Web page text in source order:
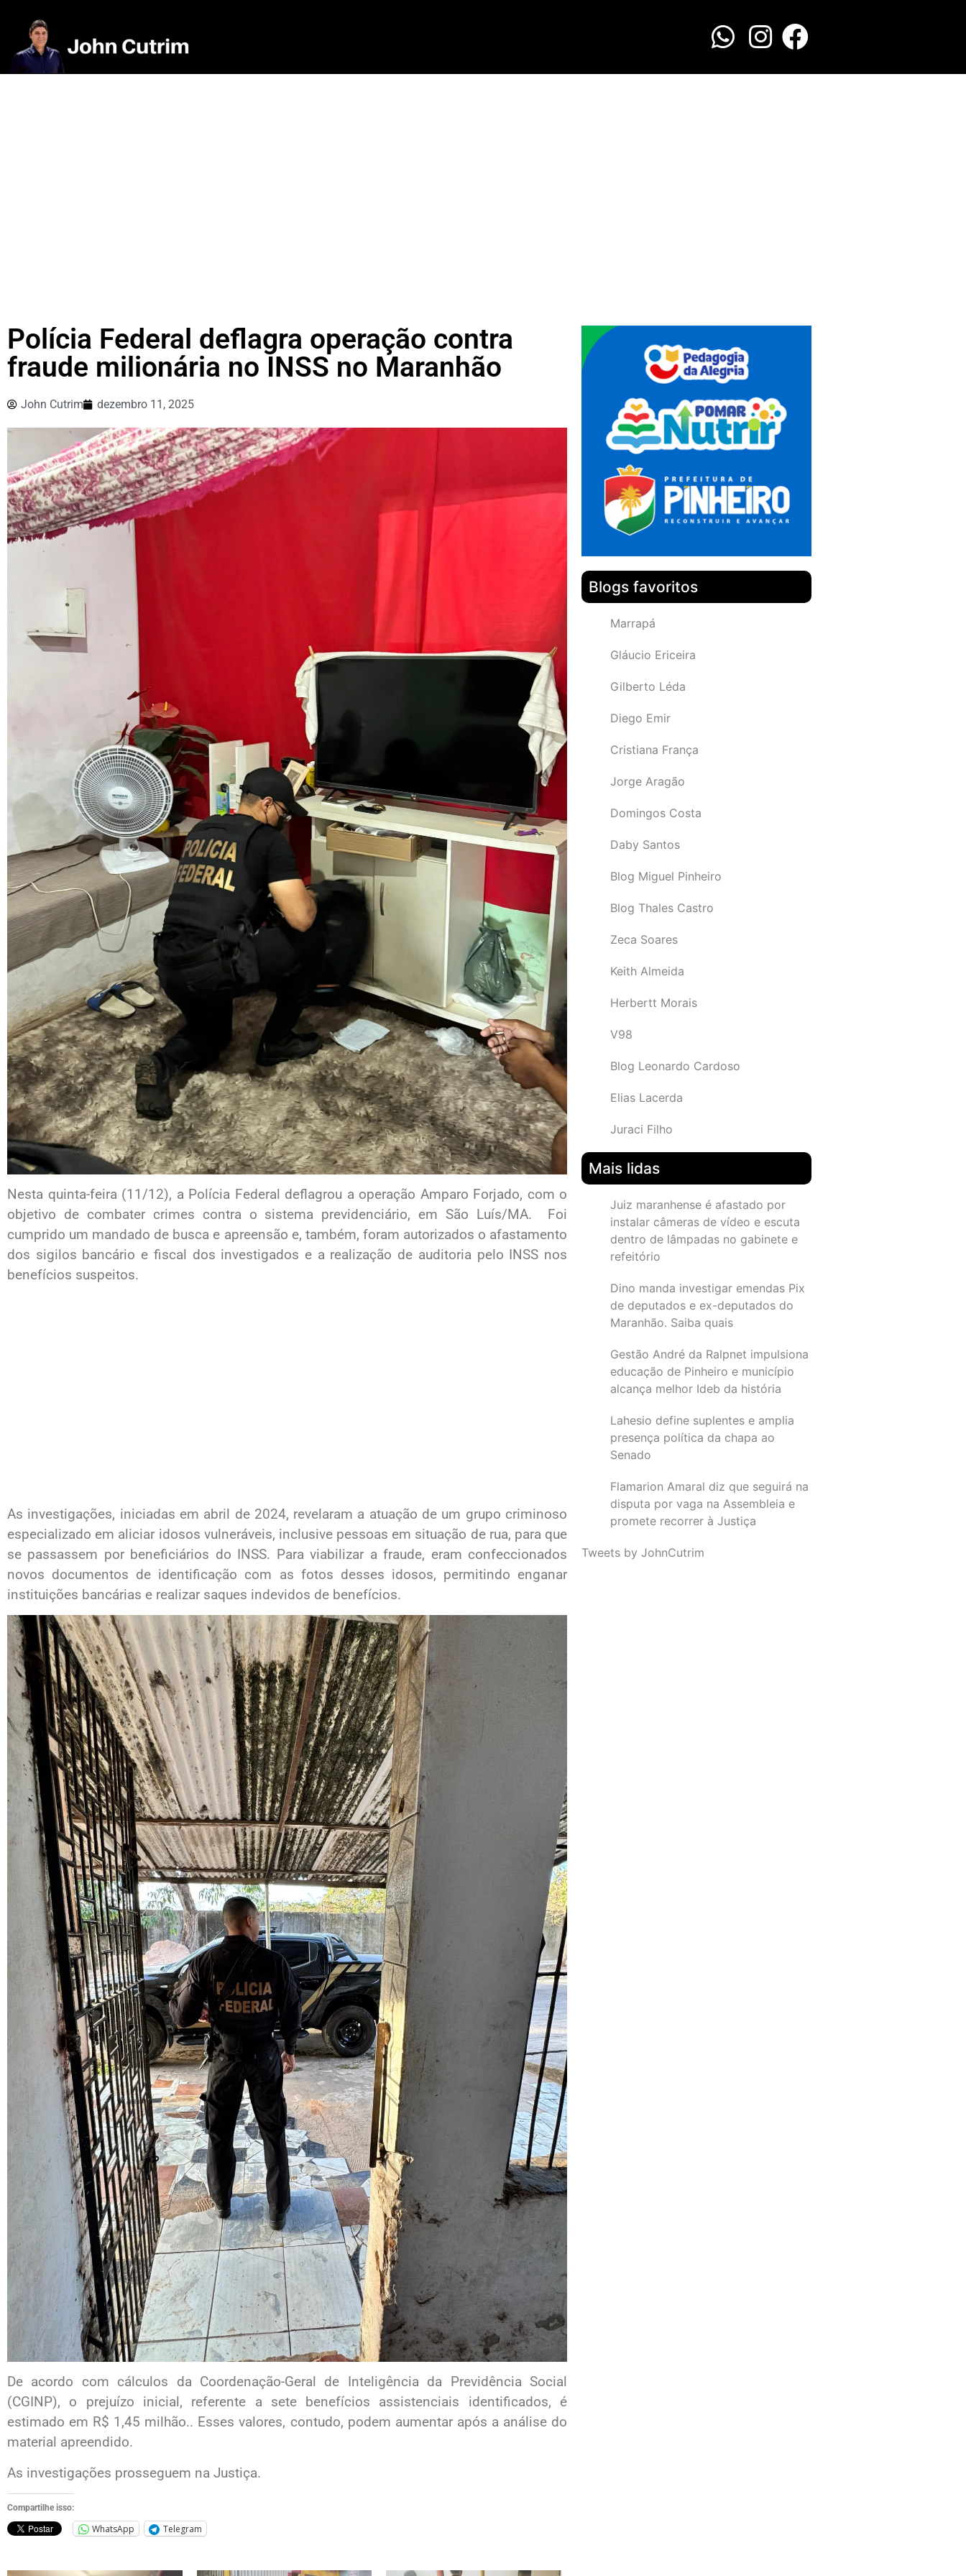
Polícia Federal deflagra operação contra
fraude milionária no INSS no Maranhão
John Cutrim dezembro 11, 2025
Nesta quinta-feira (11/12), a Polícia Federal deflagrou a operação Amparo Forjado, com o
objetivo de combater crimes contra o sistema previdenciário, em São Luís/MA. Foi
cumprido um mandado de busca e apreensão e, também, foram autorizados o afastamento
dos sigilos bancário e fiscal dos investigados e a realização de auditoria pelo INSS nos
benefícios suspeitos.
As investigações, iniciadas em abril de 2024, revelaram a atuação de um grupo criminoso
especializado em aliciar idosos vulneráveis, inclusive pessoas em situação de rua, para que
se passassem por beneficiários do INSS. Para viabilizar a fraude, eram confeccionados
novos documentos de identificação com as fotos desses idosos, permitindo enganar
instituições bancárias e realizar saques indevidos de benefícios.
De acordo com cálculos da Coordenação-Geral de Inteligência da Previdência Social
(CGINP), o prejuízo inicial, referente a sete benefícios assistenciais identificados, é
estimado em R$ 1,45 milhão.. Esses valores, contudo, podem aumentar após a análise do
material apreendido.
As investigações prosseguem na Justiça.
Compartilhe isso:
WhatsApp Telegram
Blogs favoritos
Marrapá
Gláucio Ericeira
Gilberto Léda
Diego Emir
Cristiana França
Jorge Aragão
Domingos Costa
Daby Santos
Blog Miguel Pinheiro
Blog Thales Castro
Zeca Soares
Keith Almeida
Herbertt Morais
V98
Blog Leonardo Cardoso
Elias Lacerda
Juraci Filho
Mais lidas
Juiz maranhense é afastado por
instalar câmeras de vídeo e escuta
dentro de lâmpadas no gabinete e
refeitório
Dino manda investigar emendas Pix
de deputados e ex-deputados do
Maranhão. Saiba quais
Gestão André da Ralpnet impulsiona
educação de Pinheiro e município
alcança melhor Ideb da história
Lahesio define suplentes e amplia
presença política da chapa ao
Senado
Flamarion Amaral diz que seguirá na
disputa por vaga na Assembleia e
promete recorrer à Justiça
Tweets by JohnCutrim